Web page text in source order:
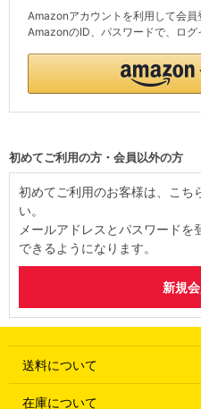
Amazonアカウントを利用して会員
AmazonのID、パスワードで、ログ
初めてご利用の方・会員以外の方
初めてご利用のお客様は、こち
い。
メールアドレスとパスワード
できるようになります。
送料について
在庫について